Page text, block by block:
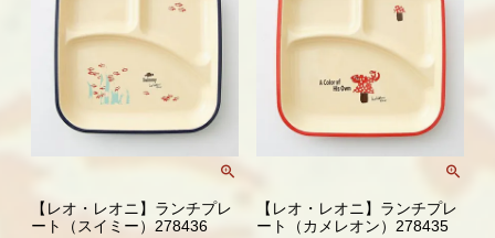
【レオ・レオニ】ランチプレ
ート（スイミー）278436
【レオ・レオニ】ランチプレ
ート（カメレオン）278435